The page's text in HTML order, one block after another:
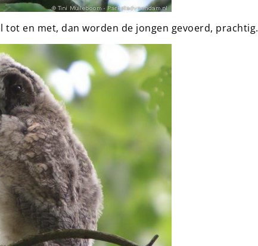
tot en met, dan worden de jongen gevoerd, prachtig.